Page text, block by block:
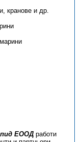
кранове и др.
ЕООДработи